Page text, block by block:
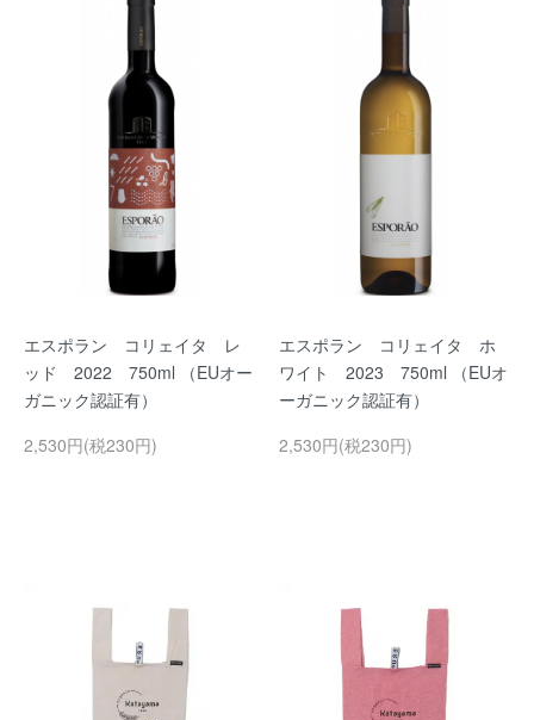
エスポラン コリェイタ レ
ッド 2022 750ml （EUオー
ガニック認証有）
2,530円(税230円)
エスポラン コリェイタ ホ
ワイト 2023 750ml （EUオ
ーガニック認証有）
2,530円(税230円)